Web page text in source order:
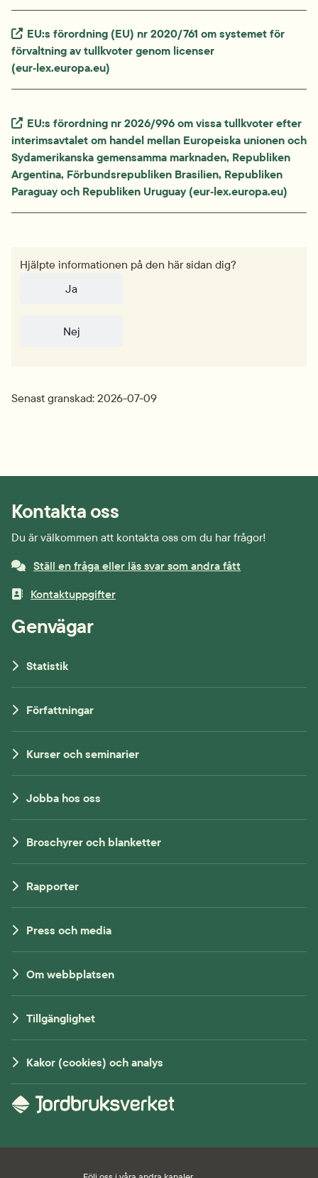
Extern länk.
EU:s förordning (EU) nr 2020/761 om systemet för
förvaltning av tullkvoter genom licenser
(eur‑lex.europa.eu)
Extern länk.
EU:s förordning nr 2026/996 om vissa tullkvoter efter
interimsavtalet om handel mellan Europeiska unionen och
Sydamerikanska gemensamma marknaden, Republiken
Argentina, Förbundsrepubliken Brasilien, Republiken
Paraguay och Republiken Uruguay (eur‑lex.europa.eu)
Hjälpte informationen på den här sidan dig?
Ja
Nej
Senast granskad: 2026-07-09
Kontakta oss
Du är välkommen att kontakta oss om du har frågor!
Ställ en fråga eller läs svar som andra fått
Kontaktuppgifter
Genvägar
Statistik
Författningar
Kurser och seminarier
Jobba hos oss
Broschyrer och blanketter
Rapporter
Press och media
Om webbplatsen
Tillgänglighet
Kakor (cookies) och analys